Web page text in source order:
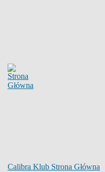
Calibra Klub Strona Główna